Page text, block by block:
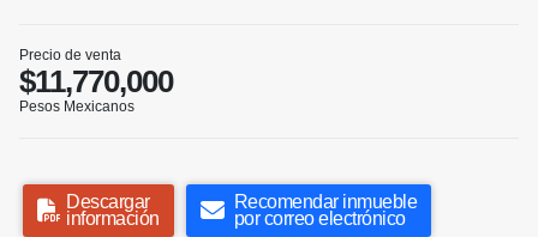
Precio de venta
$11,770,000
Pesos Mexicanos
Descargar
información
Recomendar inmueble
por correo electrónico